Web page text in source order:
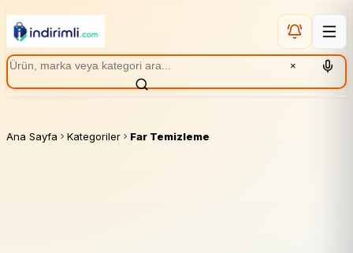
×
Ana Sayfa Kategoriler Far Temizleme